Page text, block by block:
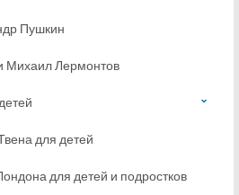
Пушкин
Михаил Лермонтов
для детей
для детей и подростков